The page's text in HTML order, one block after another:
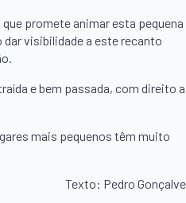
promete animar esta pequena
visibilidade a este recanto
e bem passada, com direito a
mais pequenos têm muito
Texto: Pedro